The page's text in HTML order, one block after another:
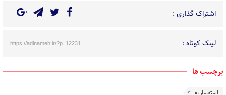
اشتراک گذاری :
لینک کوتاه : https://adlnameh.ir/?p=12231
برچسب ها
استفساریه‌